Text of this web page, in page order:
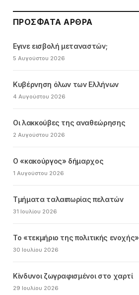
ΠΡΌΣΦΑΤΑ ΆΡΘΡΑ
Εγινε εισβολή μεταναστών;
5 Αυγούστου 2026
Κυβέρνηση όλων των Ελλήνων
4 Αυγούστου 2026
Οι λακκούβες της αναθεώρησης
2 Αυγούστου 2026
Ο «κακούργος» δήμαρχος
1 Αυγούστου 2026
Τμήματα ταλαιπωρίας πελατών
31 Ιουλίου 2026
Το «τεκμήριο της πολιτικής ενοχής»
30 Ιουλίου 2026
Κίνδυνοι ζωγραφισμένοι στο χαρτί
29 Ιουλίου 2026